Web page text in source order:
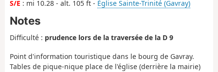
S/E : mi 10.28 - alt. 105 ft - Église Sainte-Trinité (Gavray)
Notes
Difficulté : prudence lors de la traversée de la D 9
Point d'information touristique dans le bourg de Gavray.
Tables de pique-nique place de l'église (derrière la mairie)